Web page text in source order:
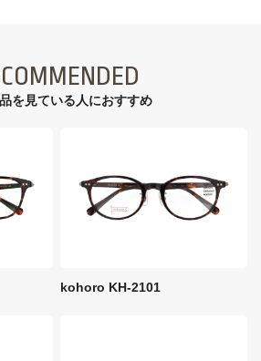
を見ている⼈におすすめ
kohoro KH-2101